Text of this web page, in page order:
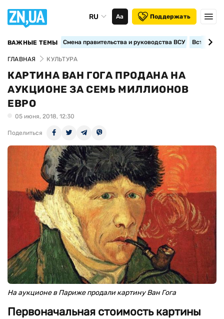
RU Аа Поддержать
ВАЖНЫЕ ТЕМЫ Смена правительства и руководства ВСУ
ГЛАВНАЯ КУЛЬТУРА
КАРТИНА ВАН ГОГА ПРОДАНА НА
АУКЦИОНЕ ЗА СЕМЬ МИЛЛИОНОВ
ЕВРО
05 июня, 2018, 12:30
Поделиться
На аукционе в Париже продали картину Ван Гога
Первоначальная стоимость картины